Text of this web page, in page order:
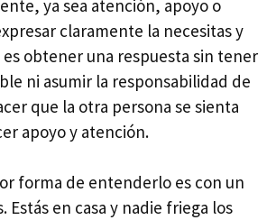
ya sea atención, apoyo o
claramente la necesitas y
obtener una respuesta sin tener
ni asumir la responsabilidad de
que la otra persona se sienta
apoyo y atención.
forma de entenderlo es con un
Estás en casa y nadie friega los